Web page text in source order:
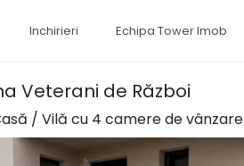
Inchirieri Echipa Tower Imob
Veterani de Război
/ Vilă cu 4 camere de vânzare